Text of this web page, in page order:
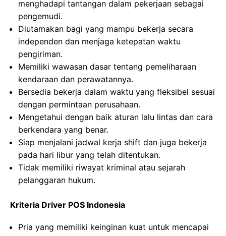
menghadapi tantangan dalam pekerjaan sebagai
pengemudi.
Diutamakan bagi yang mampu bekerja secara
independen dan menjaga ketepatan waktu
pengiriman.
Memiliki wawasan dasar tentang pemeliharaan
kendaraan dan perawatannya.
Bersedia bekerja dalam waktu yang fleksibel sesuai
dengan permintaan perusahaan.
Mengetahui dengan baik aturan lalu lintas dan cara
berkendara yang benar.
Siap menjalani jadwal kerja shift dan juga bekerja
pada hari libur yang telah ditentukan.
Tidak memiliki riwayat kriminal atau sejarah
pelanggaran hukum.
Kriteria Driver POS Indonesia
Pria yang memiliki keinginan kuat untuk mencapai